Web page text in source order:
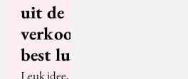
uit de
verkoop, dat is
best lullig
Leuk idee, een boekje